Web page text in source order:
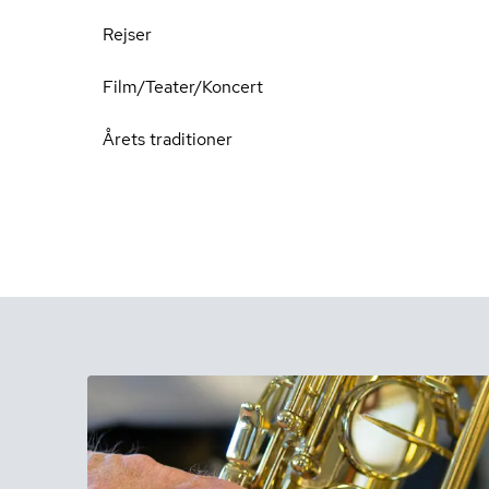
Rejser
Film/Teater/Koncert
Årets traditioner